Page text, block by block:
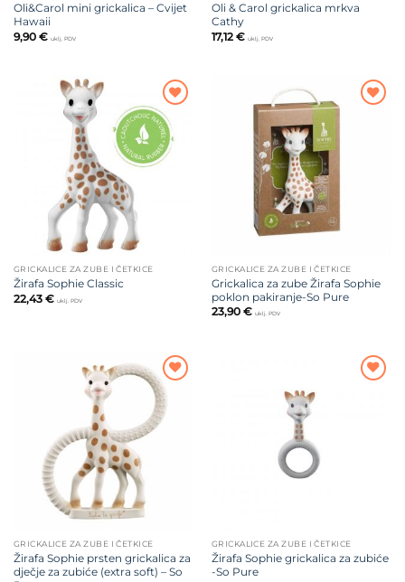
Oli&Carol mini grickalica – Cvijet
Hawaii
9,90 € uklj. PDV
Oli & Carol grickalica mrkva
Cathy
17,12 € uklj. PDV
Dodajte
na listu
želja
GRICKALICE ZA ZUBE I ČETKICE
Žirafa Sophie Classic
22,43 € uklj. PDV
GRICKALICE ZA ZUBE I ČETKICE
Grickalica za zube Žirafa Sophie
poklon pakiranje-So Pure
23,90 € uklj. PDV
Dodajte
na listu
želja
GRICKALICE ZA ZUBE I ČETKICE
Žirafa Sophie prsten grickalica za
dječje za zubiće (extra soft) – So
GRICKALICE ZA ZUBE I ČETKICE
Žirafa Sophie grickalica za zubiće
-So Pure